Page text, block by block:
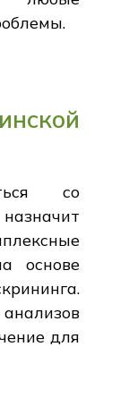
со
основе
для